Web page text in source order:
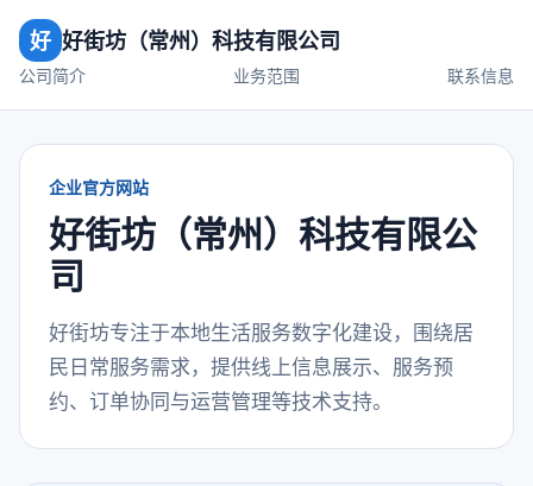
好 好街坊（常州）科技有限公司
公司简介 业务范围 联系信息
企业官方网站
好街坊（常州）科技有限公
司
好街坊专注于本地生活服务数字化建设，围绕居
民日常服务需求，提供线上信息展示、服务预
约、订单协同与运营管理等技术支持。